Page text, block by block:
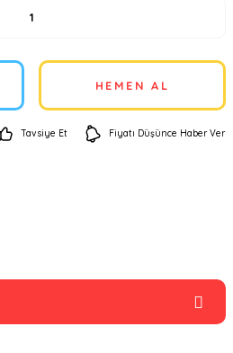
HEMEN AL
Tavsiye Et Fiyatı Düşünce Haber Ver